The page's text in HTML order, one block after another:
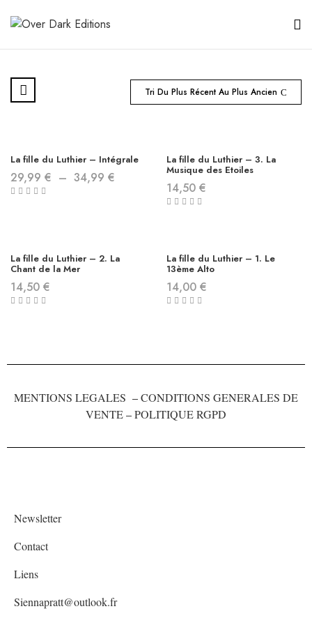
Tri Du Plus Récent Au Plus Ancien
La fille du Luthier – Intégrale
29,99 € – 34,99 €
La fille du Luthier – 3. La
Musique des Etoiles
14,50 €
La fille du Luthier – 2. La
Chant de la Mer
14,50 €
La fille du Luthier – 1. Le
13ème Alto
14,00 €
MENTIONS LEGALES –CONDITIONS GENERALES DE
VENTE–POLITIQUE RGPD
Newsletter
Contact
Liens
Siennapratt@outlook.fr